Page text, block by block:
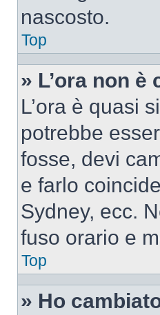
nascosto.
Top
» L’ora non è
L’ora è quasi
potrebbe
fosse, devi
e farlo
Sydney, ecc.
fuso orario e
Top
» Ho